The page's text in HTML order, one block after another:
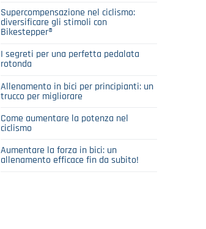
Supercompensazione nel ciclismo:
diversificare gli stimoli con
Bikestepper®
I segreti per una perfetta pedalata
rotonda
Allenamento in bici per principianti: un
trucco per migliorare
Come aumentare la potenza nel
ciclismo
Aumentare la forza in bici: un
allenamento efficace fin da subito!